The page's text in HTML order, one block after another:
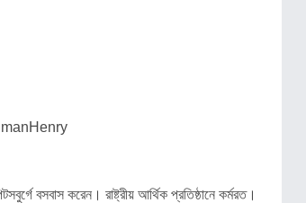
বসবাস করেন। রাষ্ট্রীয় আর্থিক প্রতিষ্ঠানে কর্মরত।